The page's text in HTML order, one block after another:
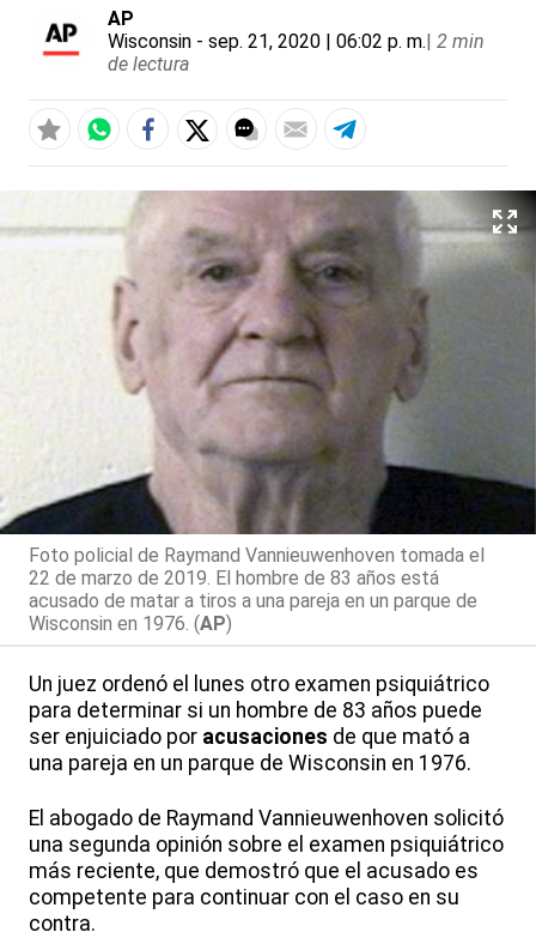
AP
Wisconsin - sep. 21, 2020 | 06:02 p. m.| 2 min
de lectura
Foto policial de Raymand Vannieuwenhoven tomada el
22 de marzo de 2019. El hombre de 83 años está
acusado de matar a tiros a una pareja en un parque de
Wisconsin en 1976. (AP)
Un juez ordenó el lunes otro examen psiquiátrico
para determinar si un hombre de 83 años puede
ser enjuiciado por acusaciones de que mató a
una pareja en un parque de Wisconsin en 1976.
El abogado de Raymand Vannieuwenhoven solicitó
una segunda opinión sobre el examen psiquiátrico
más reciente, que demostró que el acusado es
competente para continuar con el caso en su
contra.